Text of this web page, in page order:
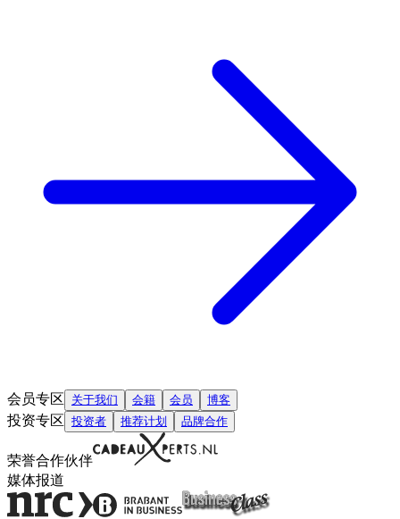
会员专区 关于我们 会籍 会员 博客
投资专区 投资者 推荐计划 品牌合作
荣誉合作伙伴
媒体报道